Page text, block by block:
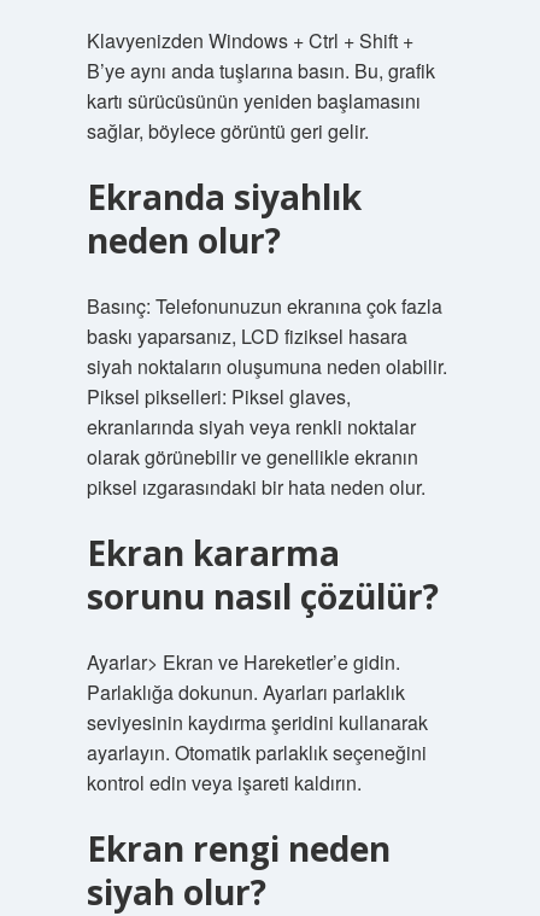
Klavyenizden Windows + Ctrl + Shift +
B’ye aynı anda tuşlarına basın. Bu, grafik
kartı sürücüsünün yeniden başlamasını
sağlar, böylece görüntü geri gelir.
Ekranda siyahlık
neden olur?
Basınç: Telefonunuzun ekranına çok fazla
baskı yaparsanız, LCD fiziksel hasara
siyah noktaların oluşumuna neden olabilir.
Piksel pikselleri: Piksel glaves,
ekranlarında siyah veya renkli noktalar
olarak görünebilir ve genellikle ekranın
piksel ızgarasındaki bir hata neden olur.
Ekran kararma
sorunu nasıl çözülür?
Ayarlar> Ekran ve Hareketler’e gidin.
Parlaklığa dokunun. Ayarları parlaklık
seviyesinin kaydırma şeridini kullanarak
ayarlayın. Otomatik parlaklık seçeneğini
kontrol edin veya işareti kaldırın.
Ekran rengi neden
siyah olur?